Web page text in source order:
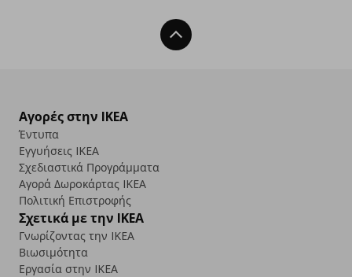
Back To Top
Αγορές στην IKEA
Έντυπα
Εγγυήσεις IKEA
Σχεδιαστικά Προγράμματα
Αγορά Δωρoκάρτας IKEA
Πολιτική Επιστροφής
Σχετικά με την IKEA
Γνωρίζοντας την IKEA
Βιωσιμότητα
Εργασία στην IKEA